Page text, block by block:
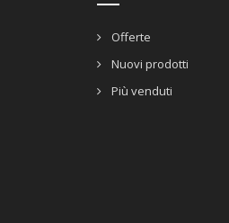
Offerte
Nuovi prodotti
Più venduti